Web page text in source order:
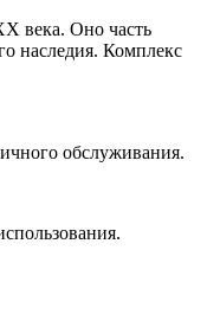
века. Оно часть
наследия. Комплекс
обслуживания.